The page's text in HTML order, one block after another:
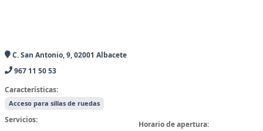
C. San Antonio, 9, 02001 Albacete
967 11 50 53
Características:
Acceso para sillas de ruedas
Servicios:
Horario de apertura: